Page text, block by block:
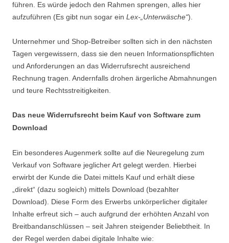
führen. Es würde jedoch den Rahmen sprengen, alles hier
aufzuführen (Es gibt nun sogar ein Lex-„Unterwäsche“).
Unternehmer und Shop-Betreiber sollten sich in den nächsten
Tagen vergewissern, dass sie den neuen Informationspflichten
und Anforderungen an das Widerrufsrecht ausreichend
Rechnung tragen. Andernfalls drohen ärgerliche Abmahnungen
und teure Rechtsstreitigkeiten.
Das neue Widerrufsrecht beim Kauf von Software zum
Download
Ein besonderes Augenmerk sollte auf die Neuregelung zum
Verkauf von Software jeglicher Art gelegt werden. Hierbei
erwirbt der Kunde die Datei mittels Kauf und erhält diese
„direkt“ (dazu sogleich) mittels Download (bezahlter
Download). Diese Form des Erwerbs unkörperlicher digitaler
Inhalte erfreut sich – auch aufgrund der erhöhten Anzahl von
Breitbandanschlüssen – seit Jahren steigender Beliebtheit. In
der Regel werden dabei digitale Inhalte wie: